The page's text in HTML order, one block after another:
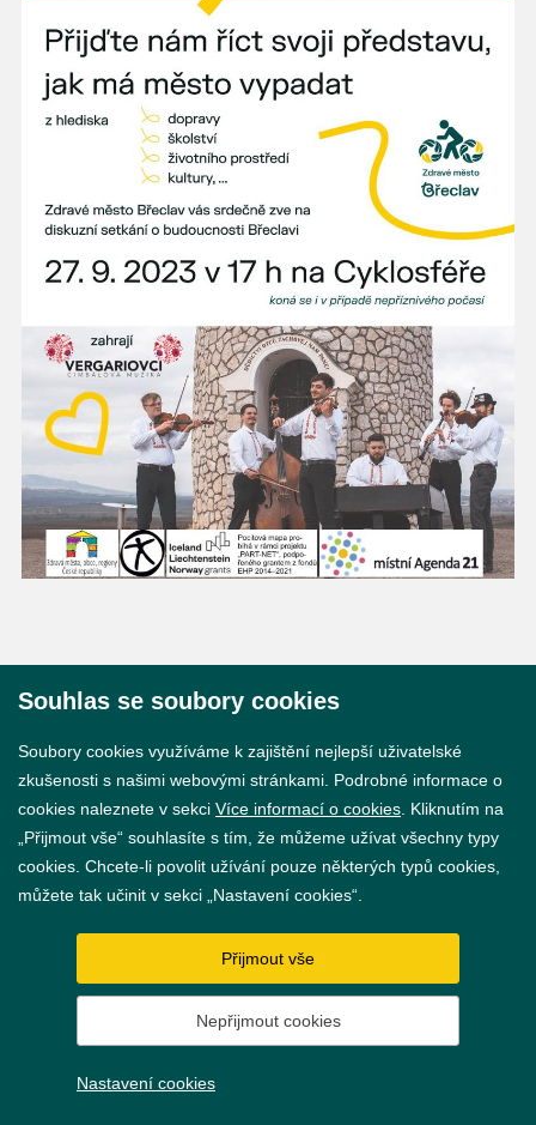
GDPR
Nastavení cookies
Souhlas se soubory cookies
Soubory cookies využíváme k zajištění nejlepší uživatelské
zkušenosti s našimi webovými stránkami. Podrobné informace o
cookies naleznete v sekci Více informací o cookies . Kliknutím na
„Přijmout vše“ souhlasíte s tím, že můžeme užívat všechny typy
cookies. Chcete-li povolit užívání pouze některých typů cookies,
můžete tak učinit v sekci „Nastavení cookies“.
Přijmout vše
Nepřijmout cookies
Nastavení cookies